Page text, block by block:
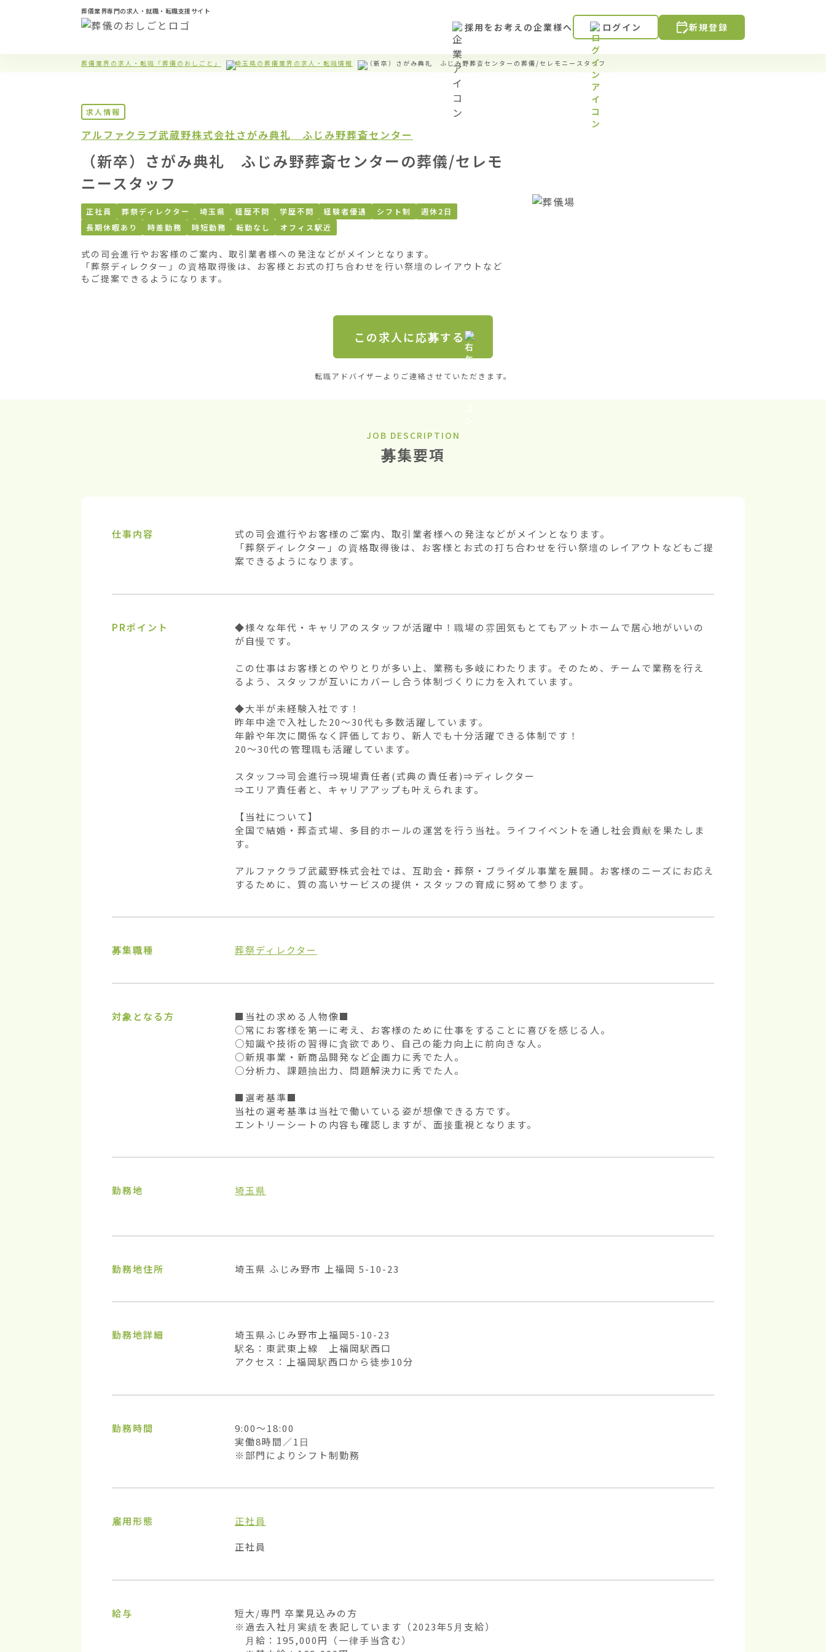
葬儀業界専門の求人・就職・転職支援サイト
採用をお考えの企業様へ ログイン 新規登録
葬儀業界の求人・転職「葬儀のおしごと」 埼玉県の葬儀業界の求人・転職情報 （新卒）さがみ典礼 ふじみ野葬斎センターの葬儀/セレモニースタッフ
求人情報
アルファクラブ武蔵野株式会社さがみ典礼 ふじみ野葬斎センター
（新卒）さがみ典礼 ふじみ野葬斎センターの葬儀/セレモ
ニースタッフ
正社員 葬祭ディレクター 埼玉県 経歴不問 学歴不問 経験者優遇 シフト制
週休2日
長期休暇あり
時差勤務 時短勤務 転勤なし オフィス駅近
式の司会進行やお客様のご案内、取引業者様への発注などがメインとなります。
「葬祭ディレクター」の資格取得後は、お客様とお式の打ち合わせを行い祭壇のレイアウトなど
もご提案できるようになります。
この求人に応募する
転職アドバイザーよりご連絡させていただきます。
JOB DESCRIPTION
募集要項
仕事内容
式の司会進行やお客様のご案内、取引業者様への発注などがメインとなります。
「葬祭ディレクター」の資格取得後は、お客様とお式の打ち合わせを行い祭壇のレイアウトなどもご提
案できるようになります。
PRポイント
◆様々な年代・キャリアのスタッフが活躍中！職場の雰囲気もとてもアットホームで居心地がいいの
が自慢です。
この仕事はお客様とのやりとりが多い上、業務も多岐にわたります。そのため、チームで業務を行え
るよう、スタッフが互いにカバーし合う体制づくりに力を入れています。
◆大半が未経験入社です！
昨年中途で入社した20～30代も多数活躍しています。
年齢や年次に関係なく評価しており、新人でも十分活躍できる体制です！
20～30代の管理職も活躍しています。
スタッフ⇒司会進行⇒現場責任者(式典の責任者)⇒ディレクター
⇒エリア責任者と、キャリアアップも叶えられます。
【当社について】
全国で結婚・葬斎式場、多目的ホールの運営を行う当社。ライフイベントを通し社会貢献を果たしま
す。
アルファクラブ武蔵野株式会社では、互助会・葬祭・ブライダル事業を展開。お客様のニーズにお応え
するために、質の高いサービスの提供・スタッフの育成に努めて参ります。
募集職種 葬祭ディレクター
対象となる方
■当社の求める人物像■
○常にお客様を第一に考え、お客様のために仕事をすることに喜びを感じる人。
○知識や技術の習得に貪欲であり、自己の能力向上に前向きな人。
○新規事業・新商品開発など企画力に秀でた人。
○分析力、課題抽出力、問題解決力に秀でた人。
■選考基準■
当社の選考基準は当社で働いている姿が想像できる方です。
エントリーシートの内容も確認しますが、面接重視となります。
勤務地 埼玉県
勤務地住所 埼玉県 ふじみ野市 上福岡 5-10-23
勤務地詳細
埼玉県ふじみ野市上福岡5-10-23
駅名：東武東上線　上福岡駅西口
アクセス：上福岡駅西口から徒歩10分
勤務時間
9:00～18:00
実働8時間／1日
※部門によりシフト制勤務
雇用形態
正社員
正社員
給与
短大/専門 卒業見込みの方
※過去入社月実績を表記しています（2023年5月支給）
月給：195,000円（一律手当含む）